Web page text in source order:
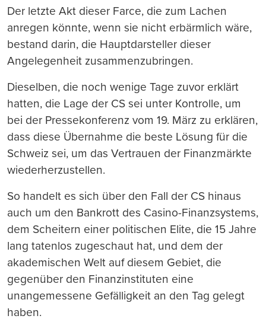
Der letzte Akt dieser Farce, die zum Lachen
anregen könnte, wenn sie nicht erbärmlich wäre,
bestand darin, die Hauptdarsteller dieser
Angelegenheit zusammenzubringen.
Dieselben, die noch wenige Tage zuvor erklärt
hatten, die Lage der CS sei unter Kontrolle, um
bei der Pressekonferenz vom 19. März zu erklären,
dass diese Übernahme die beste Lösung für die
Schweiz sei, um das Vertrauen der Finanzmärkte
wiederherzustellen.
So handelt es sich über den Fall der CS hinaus
auch um den Bankrott des Casino-Finanzsystems,
dem Scheitern einer politischen Elite, die 15 Jahre
lang tatenlos zugeschaut hat, und dem der
akademischen Welt auf diesem Gebiet, die
gegenüber den Finanzinstituten eine
unangemessene Gefälligkeit an den Tag gelegt
haben.